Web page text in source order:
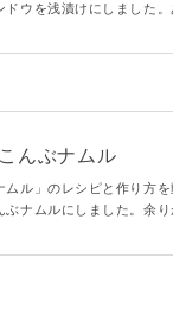
ウを浅漬けにしました。
んぶナムル
ムル」のレシピと作り方
ナムルにしました。余り